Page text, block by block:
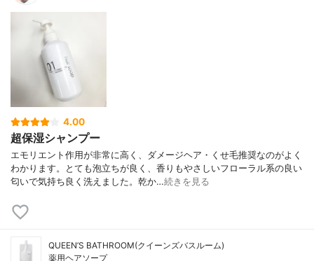
4.00
超保湿シャンプー
エモリエント作用が非常に高く、ダメージヘア・くせ毛推奨なのがよく
わかります。とても泡立ちが良く、香りもやさしいフローラル系の良い
匂いで気持ち良く洗えました。乾か…続きを見る
QUEEN’S BATHROOM(クイーンズバスルーム)
薬用ヘアソープ